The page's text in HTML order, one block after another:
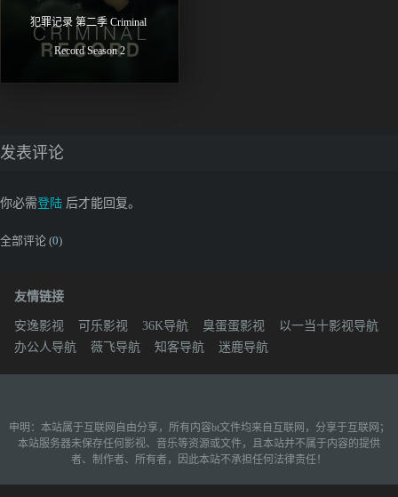
犯罪记录 第二季 Criminal
Record Season 2
发表评论
你必需登陆 后才能回复。
全部评论 (0)
友情链接
安逸影视 可乐影视 36K导航 臭蛋蛋影视
以一当十影视导航
办公人导航
薇飞导航 知客导航 迷鹿导航
申明：本站属于互联网自由分享，所有内容bt文件均来自互联网，分享于互联网；
本站服务器未保存任何影视、音乐等资源或文件，且本站并不属于内容的提供
者、制作者、所有者，因此本站不承担任何法律责任！